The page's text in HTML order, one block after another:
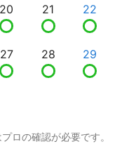
20 21 22
27 28 29
ロの確認が必要です。